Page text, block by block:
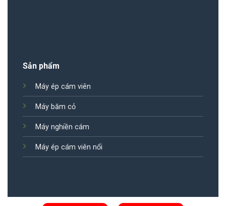
Sản phẩm
Máy ép cám viên
Máy băm cỏ
Máy nghiền cám
Máy ép cám viên nổi